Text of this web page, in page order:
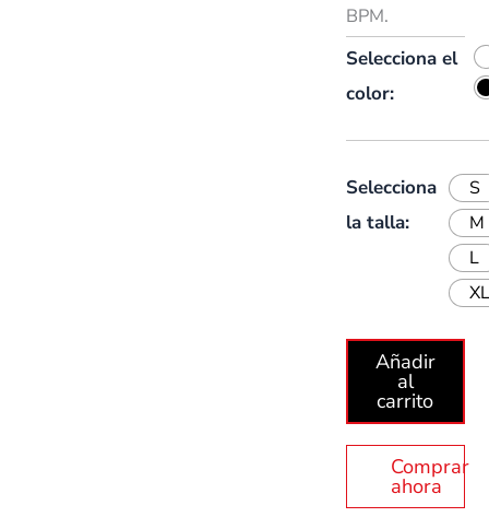
BPM.
Selecciona el
color:
Selecciona
la talla:
S
M
L
Añadir
al
carrito
Comprar
ahora